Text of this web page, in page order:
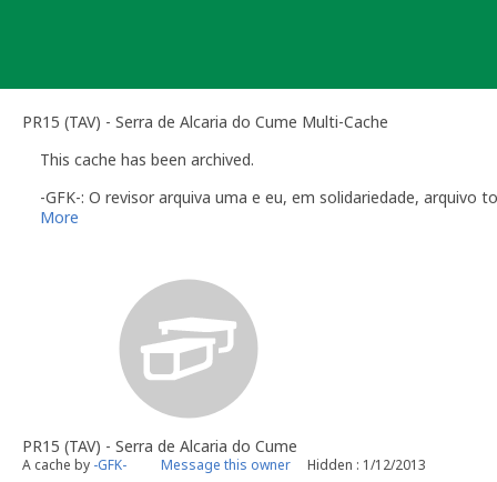
PR15 (TAV) - Serra de Alcaria do Cume Multi-Cache
This cache has been archived.
-GFK-: O revisor arquiva uma e eu, em solidariedade, arquivo
More
PR15 (TAV) - Serra de Alcaria do Cume
A cache by -GFK- Message this owner Hidden : 1/12/2013